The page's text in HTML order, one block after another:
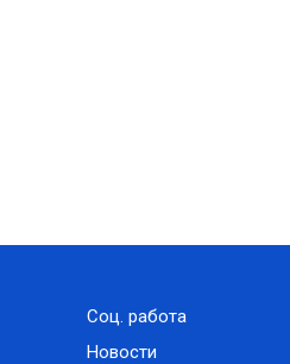
Соц. работа
Новости